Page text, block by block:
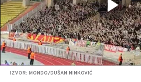
IZVOR: MONDO/DUŠAN NINKOVIĆ